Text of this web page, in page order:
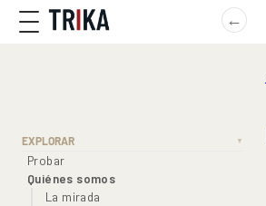
EXPLORAR ▼
Probar
Quiénes somos
La mirada
←